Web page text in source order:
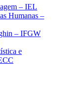
– IEL
Humanas –
– IFGW
e